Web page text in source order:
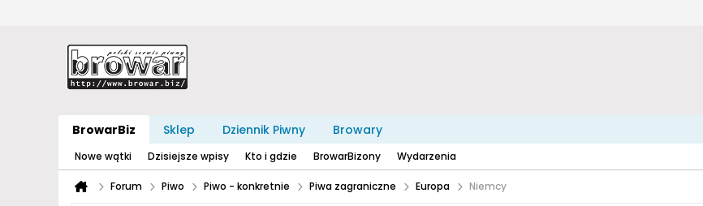
BrowarBiz Sklep Dziennik Piwny Browary
Nowe wątki Dzisiejsze wpisy Kto i gdzie BrowarBizony Wydarzenia
Forum Piwo Piwo - konkretnie Piwa zagraniczne Europa Niemcy